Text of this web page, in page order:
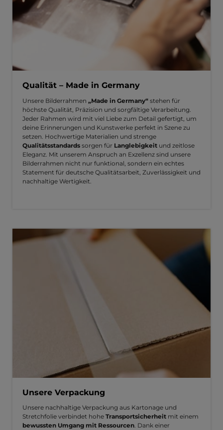
Qualität – Made in Germany
Unsere Bilderrahmen „Made in Germany“ stehen für
höchste Qualität, Präzision und sorgfältige Verarbeitung.
Jeder Rahmen wird mit viel Liebe zum Detail gefertigt, um
deine Erinnerungen und Kunstwerke perfekt in Szene zu
setzen. Hochwertige Materialien und strenge
Qualitätsstandards sorgen für Langlebigkeit und zeitlose
Eleganz. Mit unserem Anspruch an Exzellenz sind unsere
Bilderrahmen nicht nur funktional, sondern ein echtes
Statement für deutsche Qualitätsarbeit, Zuverlässigkeit und
nachhaltige Wertigkeit.
Unsere Verpackung
Unsere nachhaltige Verpackung aus Kartonage und
Stretchfolie verbindet hohe Transportsicherheit mit einem
bewussten Umgang mit Ressourcen. Dank einer